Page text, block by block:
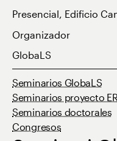
Presencial, Edificio
Organizador
GlobaLS
Seminarios GlobaLS
Seminarios proyecto
Seminarios doctorales
Congresos